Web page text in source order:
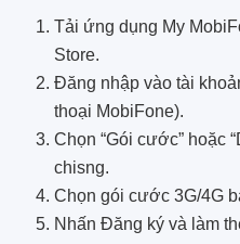
Tải ứng dụng My
Store.
Đăng nhập vào tài
thoại MobiFone).
Chọn “Gói cước” hoặc
chisng.
Chọn gói cước 3G/4G
Nhấn Đăng ký và làm